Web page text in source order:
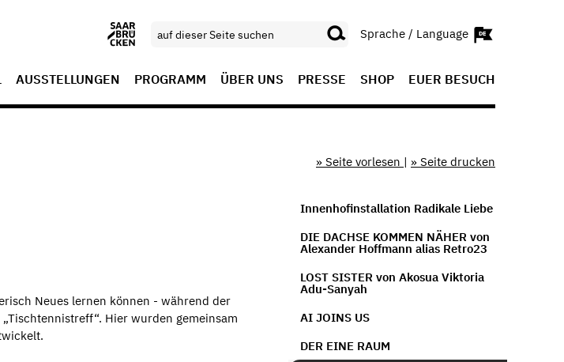
Sprache / Language
AUSSTELLUNGEN PROGRAMM ÜBER UNS PRESSE SHOP EUER BESUCH
» Seite vorlesen | » Seite drucken
Neues lernen können - während der
Hier wurden gemeinsam
Innenhofinstallation Radikale Liebe
DIE DACHSE KOMMEN NÄHER von
Alexander Hoffmann alias Retro23
LOST SISTER von Akosua Viktoria
Adu-Sanyah
AI JOINS US
DER EINE RAUM